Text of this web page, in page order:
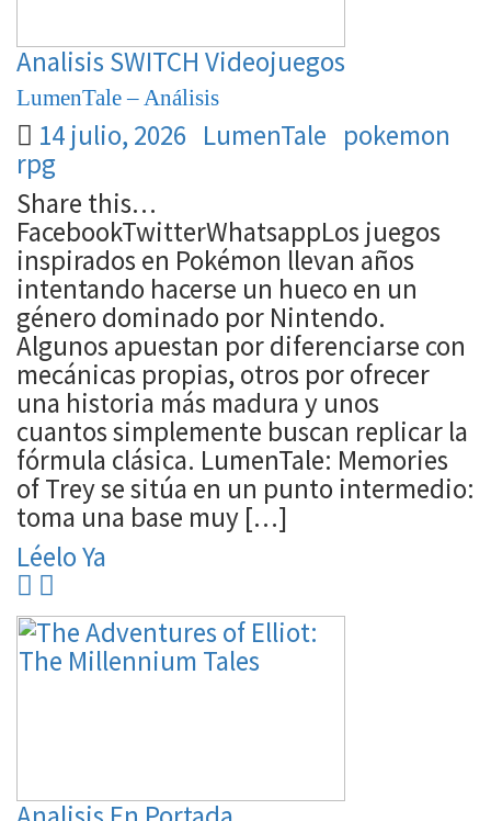
Analisis SWITCH Videojuegos
LumenTale – Análisis
14 julio, 2026 LumenTale pokemon
rpg
Share this…
FacebookTwitterWhatsappLos juegos
inspirados en Pokémon llevan años
intentando hacerse un hueco en un
género dominado por Nintendo.
Algunos apuestan por diferenciarse con
mecánicas propias, otros por ofrecer
una historia más madura y unos
cuantos simplemente buscan replicar la
fórmula clásica. LumenTale: Memories
of Trey se sitúa en un punto intermedio:
toma una base muy […]
Léelo Ya